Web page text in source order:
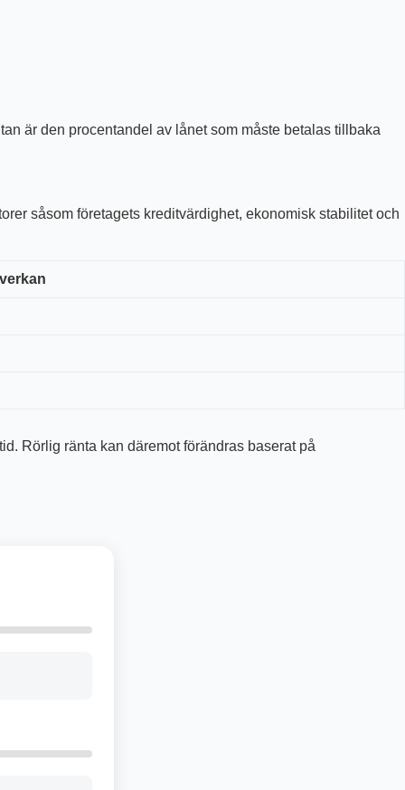
är den procentandel av lånet som måste betalas tillbaka
såsom företagets kreditvärdighet, ekonomisk stabilitet och
Rörlig ränta kan däremot förändras baserat på